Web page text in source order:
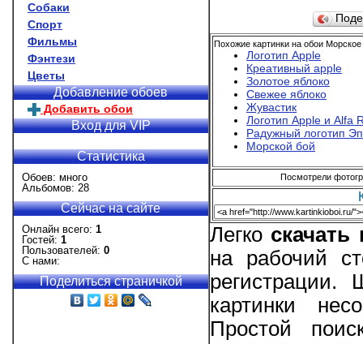
Собаки
Спорт
Фильмы
Фэнтези
Цветы
Добавление обоев
Добавить обои
Вход для VIP
Статистика
Обоев: много
Альбомов: 28
Сейчас на сайте
Онлайн всего: 1
Гостей: 1
Пользователей: 0
С нами:
Поделиться страничкой
Похожие картинки на обои Морское
Логотип Apple
Креативный apple
Золотое яблоко
Свежее яблоко
Жувастик
Логотип Apple и Alfa
Радужный логотип
Морской бой
Посмотрели
Легко
на рабочий
картинки
Простой